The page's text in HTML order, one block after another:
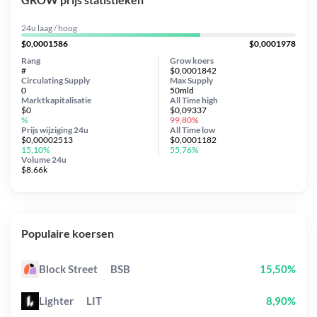
24u laag / hoog
$0,0001586
$0,0001978
Grow koers
$0,0001842
Circulating Supply
0
Prijs wijziging 24u
$0,00002513
15,10%
Max Supply
50mld
Marktkapitalisatie
$0
%
Volume 24u
$8.66k
Rang
#
All Timehigh
$0,09337
99,80%
All Time low
$0,0001182
55,76%
Populaire koersen
Block Street BSB 15,50%
Lighter LIT 8,90%